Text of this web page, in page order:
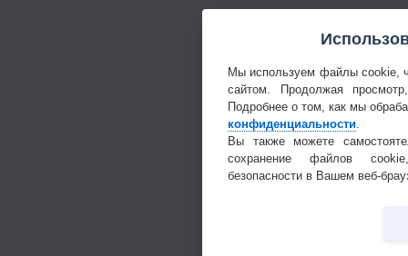
Мы используем файлы cookie,
сайтом. Продолжая
Подробнее о том, как мы
конфиденциальности
Вы также можете
сохранение файлов
безопасности в Вашем веб-